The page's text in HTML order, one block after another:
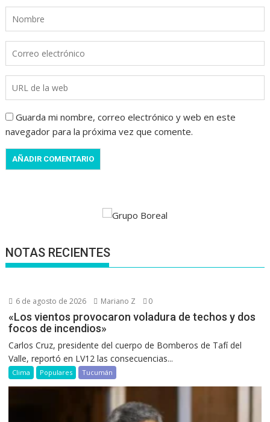
Guarda mi nombre, correo electrónico y web en este
navegador para la próxima vez que comente.
NOTAS RECIENTES
6 de agosto de 2026 Mariano Z 0
«Los vientos provocaron voladura de techos y dos
focos de incendios»
Carlos Cruz, presidente del cuerpo de Bomberos de Tafí del
Valle, reportó en LV12 las consecuencias...
Clima Populares Tucumán